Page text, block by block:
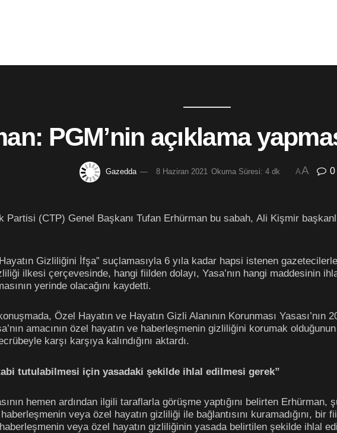
PGM’nin açıklama
Gazedda 8 Haziran 2021 Okuma Süresi: 4 dk AA 0
Partisi (CTP) Genel Başkanı Tufan Erhürman bu sabah, Ali Kişmir
Gizliliğini İfşa” suçlamasıyla 6 yıla kadar hapsi istenen
ilkesi çerçevesinde, hangi fiilden dolayı, Yasa’nın hangi maddesinin
yerinde olacağını kaydetti.
Özel Hayatın ve Hayatın Gizli Alanının Korunması Yasası’nın
amacının özel hayatın ve haberleşmenin gizliliğini korumak
karşı karşıya kalındığını aktardı.
tutulabilmesi için yasadaki şekilde ihlal edilmesi gerek”
hemen ardından ilgili taraflarla görüşme yaptığını belirten
veya özel hayatın gizliliği ile bağlantısını kuramadığını,
veya özel hayatın gizliliğinin yasada belirtilen şekilde ihlal